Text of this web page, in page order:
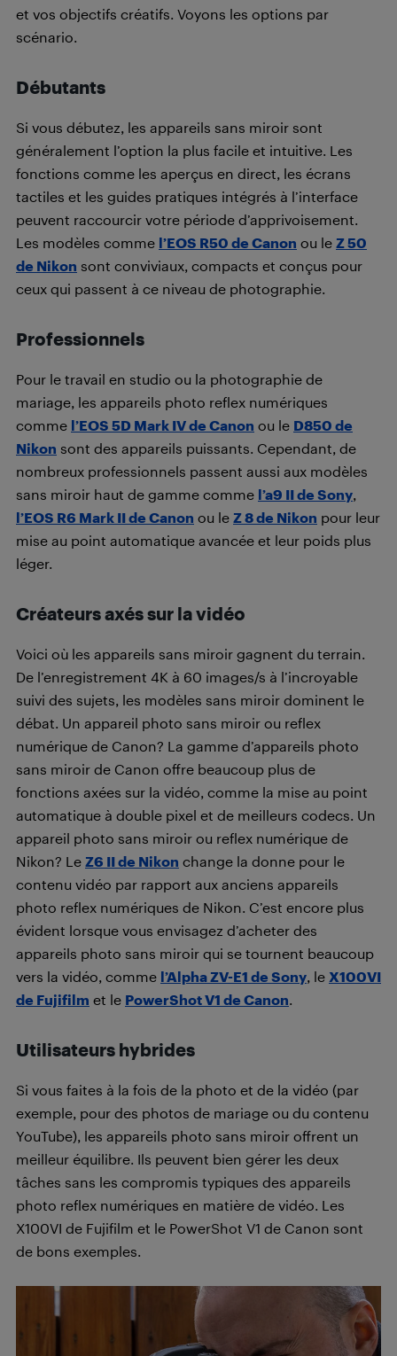
et vos objectifs créatifs. Voyons les options par
scénario.
Débutants
Si vous débutez, les appareils sans miroir sont
généralement l’option la plus facile et intuitive. Les
fonctions comme les aperçus en direct, les écrans
tactiles et les guides pratiques intégrés à l’interface
peuvent raccourcir votre période d’apprivoisement.
Les modèles comme l’EOS R50 de Canon ou le Z 50
de Nikon sont conviviaux, compacts et conçus pour
ceux qui passent à ce niveau de photographie.
Professionnels
Pour le travail en studio ou la photographie de
mariage, les appareils photo reflex numériques
comme l’EOS 5D Mark IV de Canon ou le D850 de
Nikon sont des appareils puissants. Cependant, de
nombreux professionnels passent aussi aux modèles
sans miroir haut de gamme comme l’a9 II de Sony,
l’EOS R6 Mark II de Canon ou le Z 8 de Nikon pour leur
mise au point automatique avancée et leur poids plus
léger.
Créateurs axés sur la vidéo
Voici où les appareils sans miroir gagnent du terrain.
De l’enregistrement 4K à 60 images/s à l’incroyable
suivi des sujets, les modèles sans miroir dominent le
débat. Un appareil photo sans miroir ou reflex
numérique de Canon? La gamme d’appareils photo
sans miroir de Canon offre beaucoup plus de
fonctions axées sur la vidéo, comme la mise au point
automatique à double pixel et de meilleurs codecs. Un
appareil photo sans miroir ou reflex numérique de
Nikon? Le Z6 II de Nikon change la donne pour le
contenu vidéo par rapport aux anciens appareils
photo reflex numériques de Nikon. C’est encore plus
évident lorsque vous envisagez d’acheter des
appareils photo sans miroir qui se tournent beaucoup
vers la vidéo, comme l’Alpha ZV-E1 de Sony, le X100VI
de Fujifilm et le PowerShot V1 de Canon.
Utilisateurs hybrides
Si vous faites à la fois de la photo et de la vidéo (par
exemple, pour des photos de mariage ou du contenu
YouTube), les appareils photo sans miroir offrent un
meilleur équilibre. Ils peuvent bien gérer les deux
tâches sans les compromis typiques des appareils
photo reflex numériques en matière de vidéo. Les
X100VI de Fujifilm et le PowerShot V1 de Canon sont
de bons exemples.